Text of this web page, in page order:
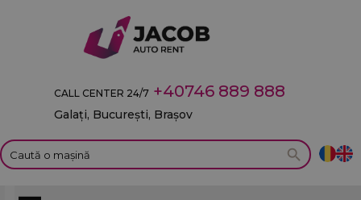
CALL CENTER 24/7 +40746 889 888
Galați, București, Brașov